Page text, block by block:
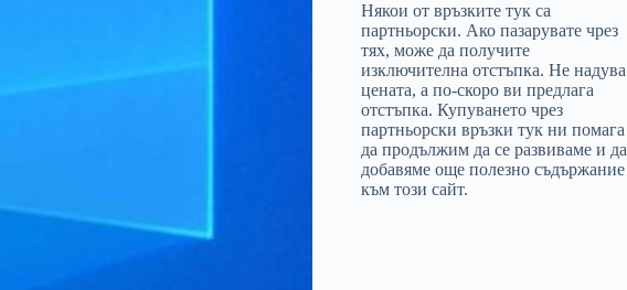
Някои от връзките тук са
партньорски. Ако пазарувате чрез
тях, може да получите
изключителна отстъпка. Не надува
цената, а по-скоро ви предлага
отстъпка. Купуването чрез
партньорски връзки тук ни помага
да продължим да се развиваме и да
добавяме още полезно съдържание
към този сайт.